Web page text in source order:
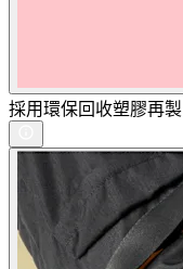
採用環保回收塑膠再製